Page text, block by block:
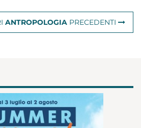
ANTROPOLOGIA PRECEDENTI